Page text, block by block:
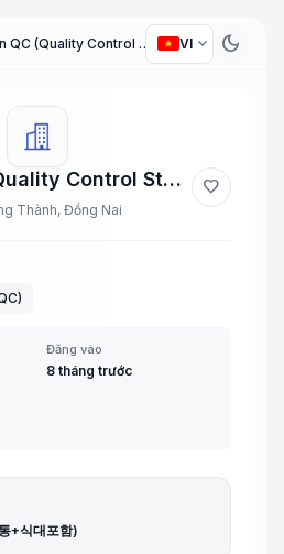
Nhân viên QC (Quality Control Staff) VI expand_more dark_mode
Nhân viên QC (Quality Control Staff)
Thành, Đồng Nai
favorite
Đăng vào
8 tháng trước
+식대포함)